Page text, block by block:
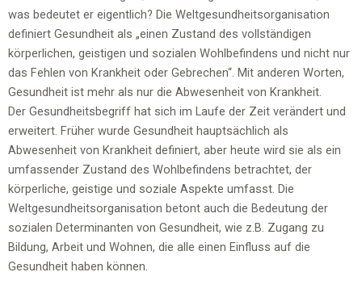
was bedeutet er eigentlich? Die Weltgesundheitsorganisation
definiert Gesundheit als „einen Zustand des vollständigen
körperlichen, geistigen und sozialen Wohlbefindens und nicht nur
das Fehlen von Krankheit oder Gebrechen“. Mit anderen Worten,
Gesundheit ist mehr als nur die Abwesenheit von Krankheit.
Der Gesundheitsbegriff hat sich im Laufe der Zeit verändert und
erweitert. Früher wurde Gesundheit hauptsächlich als
Abwesenheit von Krankheit definiert, aber heute wird sie als ein
umfassender Zustand des Wohlbefindens betrachtet, der
körperliche, geistige und soziale Aspekte umfasst. Die
Weltgesundheitsorganisation betont auch die Bedeutung der
sozialen Determinanten von Gesundheit, wie z.B. Zugang zu
Bildung, Arbeit und Wohnen, die alle einen Einfluss auf die
Gesundheit haben können.